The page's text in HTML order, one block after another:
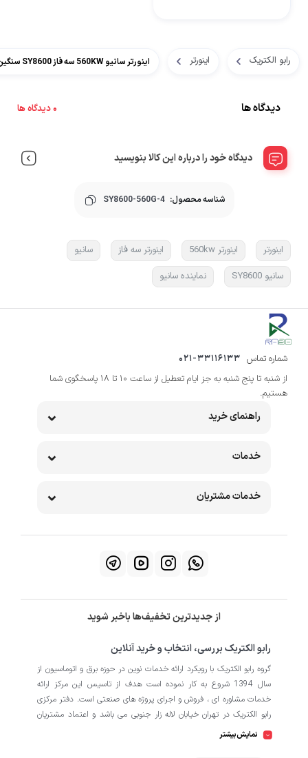
رابو الکتریک اینورتر اینورتر سانیو 560KW سه فاز SY8600 سنگین کار
دیدگاه ها 0 دیدگاه ها
دیدگاه خود را درباره این کالا بنویسید
شناسه محصول: SY8600-560G-4
اینورتر اینورتر 560kw اینورتر سه فاز
سانیو
سانیو SY8600
نماینده سانیو
شماره تماس 021-33116133
از شنبه تا پنج شنبه به جز ایام تعطیل از ساعت 10 تا 18 پاسخگوی شما
هستیم.
راهنمای خرید
خدمات
خدمات مشتریان
از جدیدترین تخفیف‌ها باخبر شوید
رابو الکتریک بررسی، انتخاب و خرید آنلاین
گروه رابو الکتریک با رویکرد ارائه خدمات نوین در حوزه برق و اتوماسیون از
سال 1394 شروع به کار نموده است هدف از تاسیس این مرکز ارائه
خدمات مشاوره ای ، فروش و اجرای پروژه های صنعتی است. دفتر مرکزی
رابو الکتریک در تهران خیابان لاله زار جنوبی می باشد و اعتماد مشتریان
باعث افتتاح شعبه دوم و کارگاه تابلو سازی نیز در منطقه صنعتی کمالشهر
نمایش بیشتر